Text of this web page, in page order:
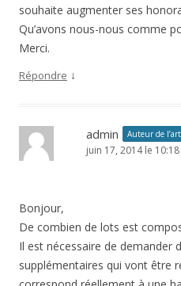
souhaite augmenter ses
Qu’avons nous-nous comme
Merci.
Répondre ↓
admin Auteur de
juin 17, 2014 le 10:18
Bonjour,
De combien de lots est
Il est nécessaire de demander
supplémentaires qui vont être